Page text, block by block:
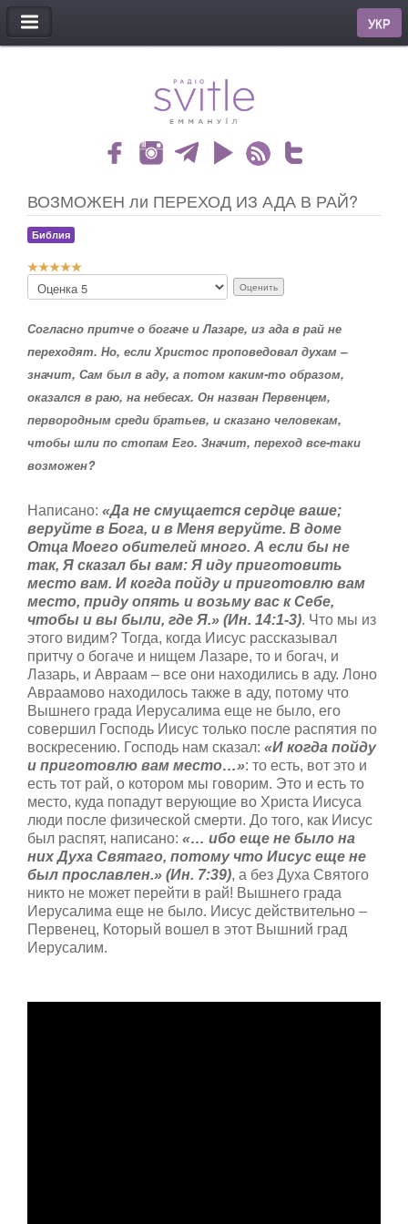
МЕНЮ
УКР
ВОЗМОЖЕН ли ПЕРЕХОД ИЗ АДА В РАЙ?
Библия
Р
й
и
н
г
:
5
/
5
о
а
л
й
с
а
,
о
н
и
т
е
Согласно притче о богаче и Лазаре, из ада в рай не
переходят. Но, если Христос проповедовал духам –
значит, Сам был в аду, а потом каким-то образом,
оказался в раю, на небесах. Он назван Первенцем,
первородным среди братьев, и сказано человекам,
чтобы шли по стопам Его. Значит, переход все-таки
возможен?
Написано: «Да не смущается сердце ваше;
веруйте в Бога, и в Меня веруйте. В доме
Отца Моего обителей много. А если бы не
так, Я сказал бы вам: Я иду приготовить
место вам. И когда пойду и приготовлю вам
место, приду опять и возьму вас к Себе,
чтобы и вы были, где Я.» (Ин. 14:1-3). Что мы из
этого видим? Тогда, когда Иисус рассказывал
притчу о богаче и нищем Лазаре, то и богач, и
Лазарь, и Авраам – все они находились в аду. Лоно
Авраамово находилось также в аду, потому что
Вышнего града Иерусалима еще не было, его
совершил Господь Иисус только после распятия по
воскресению. Господь нам сказал: «И когда пойду
и приготовлю вам место…»: то есть, вот это и
есть тот рай, о котором мы говорим. Это и есть то
место, куда попадут верующие во Христа Иисуса
люди после физической смерти. До того, как Иисус
был распят, написано: «… ибо еще не было на
них Духа Святаго, потому что Иисус еще не
был прославлен.» (Ин. 7:39), а без Духа Святого
никто не может перейти в рай! Вышнего града
Иерусалима еще не было. Иисус действительно –
Первенец, Который вошел в этот Вышний град
Иерусалим.